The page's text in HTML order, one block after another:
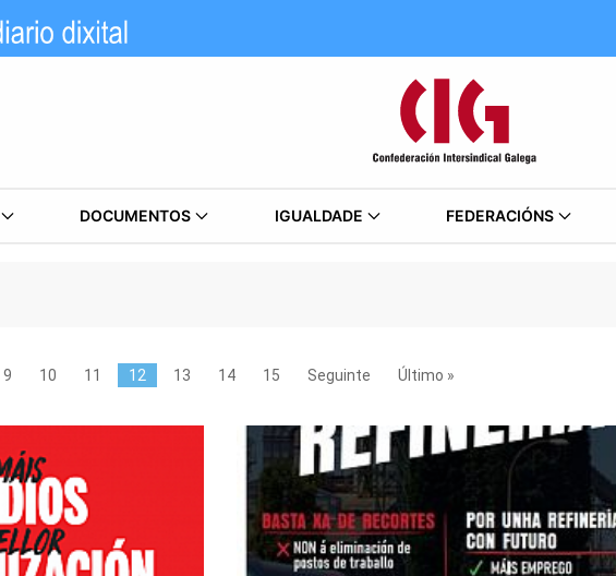
DOCUMENTOS IGUALDADE FEDERACIÓNS
9 10 11 12 13 14 15 Seguinte Último »